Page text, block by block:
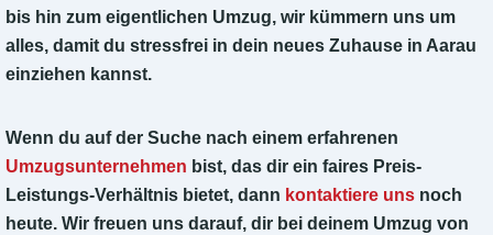
bis hin zum eigentlichen Umzug, wir kümmern uns um
alles, damit du stressfrei in dein neues Zuhause in Aarau
einziehen kannst.
Wenn du auf der Suche nach einem erfahrenen
Umzugsunternehmen bist, das dir ein faires Preis-
Leistungs-Verhältnis bietet, dann kontaktiere uns noch
heute. Wir freuen uns darauf, dir bei deinem Umzug von